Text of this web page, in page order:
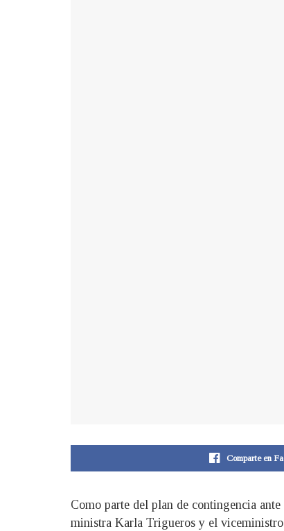
Comparte en
Como parte del plan de contingencia
ministra Karla Trigueros y el